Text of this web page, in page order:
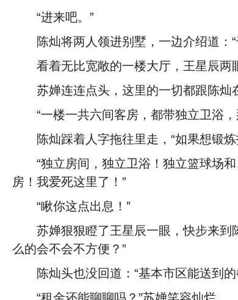
“进来吧。”
陈灿将两人领进别墅，一边介绍道：
看着无比宽敞的一楼大厅，王星辰两
苏婵连连点头，这里的一切都跟陈灿
“一楼一共六间客房，都带独立卫浴
陈灿踩着人字拖往里走，“如果想锻
“独立房间，独立卫浴！独立篮球场
房！我爱死这里了！”
“瞅你这点出息！”
苏婵狠狠瞪了王星辰一眼，快步来
么的会不会不方便？”
陈灿头也没回道：“基本市区能送到